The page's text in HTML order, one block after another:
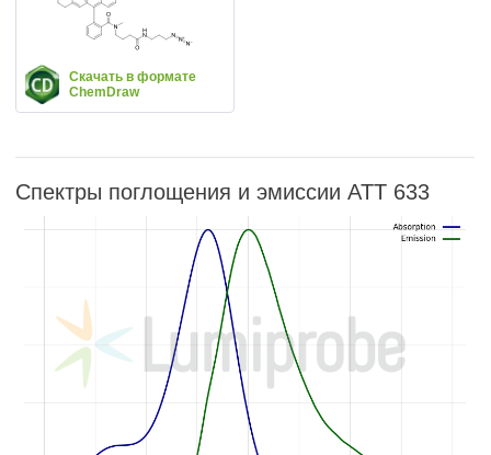
Скачать в формате
ChemDraw
Спектры поглощения и эмиссии ATT 633